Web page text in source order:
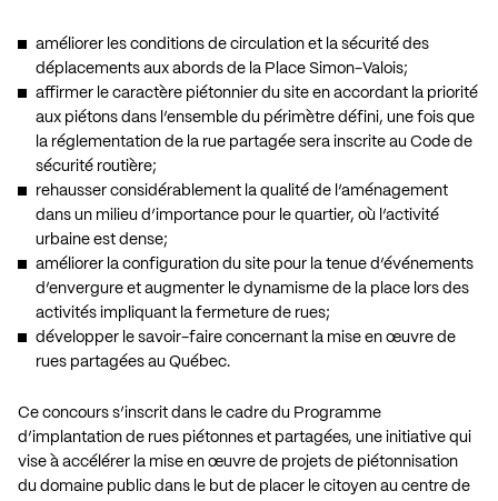
améliorer les conditions de circulation et la sécurité des
déplacements aux abords de la Place Simon-Valois;
affirmer le caractère piétonnier du site en accordant la priorité
aux piétons dans l’ensemble du périmètre défini, une fois que
la réglementation de la rue partagée sera inscrite au Code de
sécurité routière;
rehausser considérablement la qualité de l’aménagement
dans un milieu d’importance pour le quartier, où l’activité
urbaine est dense;
améliorer la configuration du site pour la tenue d’événements
d’envergure et augmenter le dynamisme de la place lors des
activités impliquant la fermeture de rues;
développer le savoir-faire concernant la mise en œuvre de
rues partagées au Québec.
Ce concours s’inscrit dans le cadre du Programme
d’implantation de rues piétonnes et partagées, une initiative qui
vise à accélérer la mise en œuvre de projets de piétonnisation
du domaine public dans le but de placer le citoyen au centre de